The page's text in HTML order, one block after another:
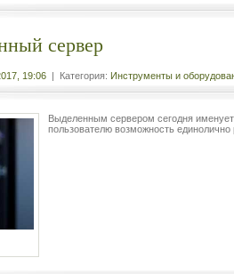
сервер
19:06 | Категория: Инструменты и
Выделенным сервером сегодня
пользователю возможность